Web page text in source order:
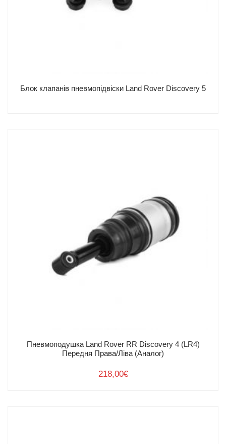
Блок клапанів пневмопідвіски Land Rover Discovery 5
Пневмоподушка Land Rover RR Discovery 4 (LR4)
Передня Права/Ліва (Аналог)
218,00€